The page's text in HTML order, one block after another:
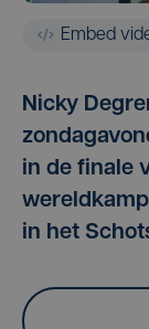
Embed
Nicky
in de finale
in het